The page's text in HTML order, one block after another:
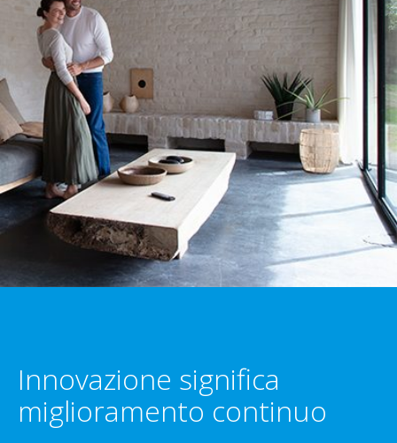
Innovazione significa
miglioramento continuo